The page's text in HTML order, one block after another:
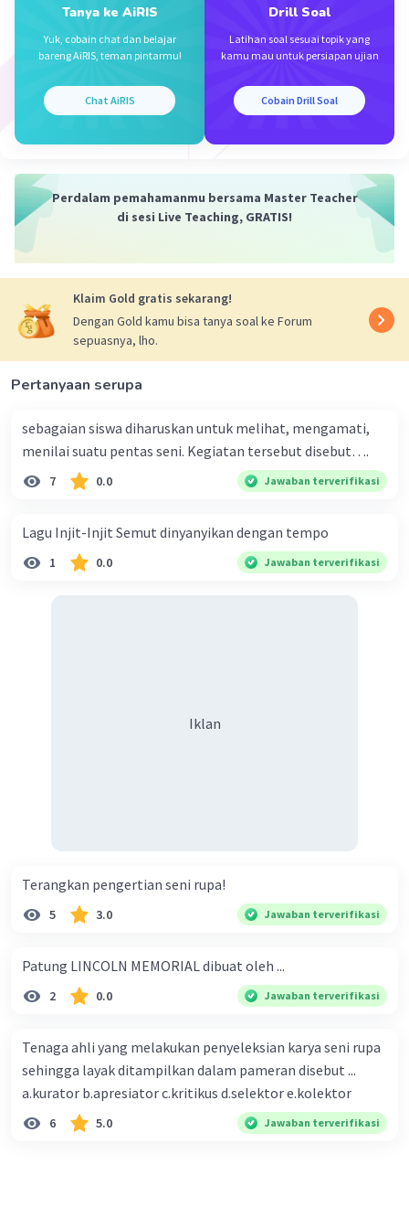
Tanya ke AiRIS
Yuk, cobain chat dan belajar
bareng AiRIS, teman pintarmu!
Chat AiRIS
Drill Soal
Latihan soal sesuai topik yang
kamu mau untuk persiapan ujian
Cobain Drill Soal
Perdalam pemahamanmu bersama Master Teacher
di sesi Live Teaching, GRATIS!
Klaim Gold gratis sekarang!
Dengan Gold kamu bisa tanya soal ke Forum
sepuasnya, lho.
Pertanyaan serupa
sebagaian siswa diharuskan untuk melihat, mengamati,
menilai suatu pentas seni. Kegiatan tersebut disebut….
7 0.0 Jawaban terverifikasi
Lagu Injit-Injit Semut dinyanyikan dengan tempo
1 0.0 Jawaban terverifikasi
Iklan
Terangkan pengertian seni rupa!
5 3.0 Jawaban terverifikasi
Patung LINCOLN MEMORIAL dibuat oleh ...
2 0.0 Jawaban terverifikasi
Tenaga ahli yang melakukan penyeleksian karya seni rupa
sehingga layak ditampilkan dalam pameran disebut ...
a.kurator b.apresiator c.kritikus d.selektor e.kolektor
6 5.0 Jawaban terverifikasi